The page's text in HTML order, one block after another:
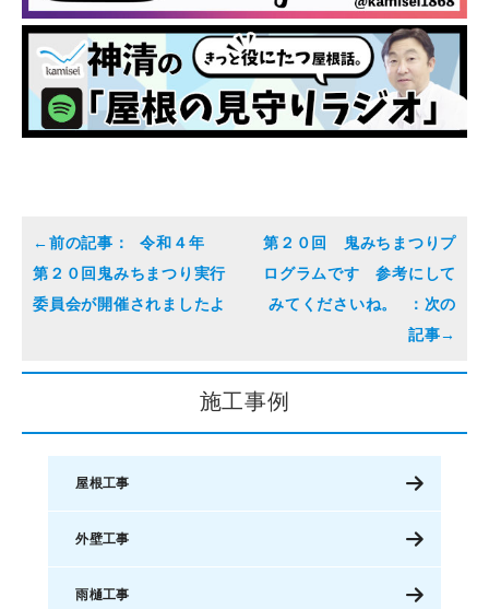
令和４年
第２０回鬼みちまつり実行
委員会が開催されましたよ
第２０回 鬼みちまつりプ
ログラムです 参考にして
みてくださいね。
施工事例
屋根工事
外壁工事
雨樋工事